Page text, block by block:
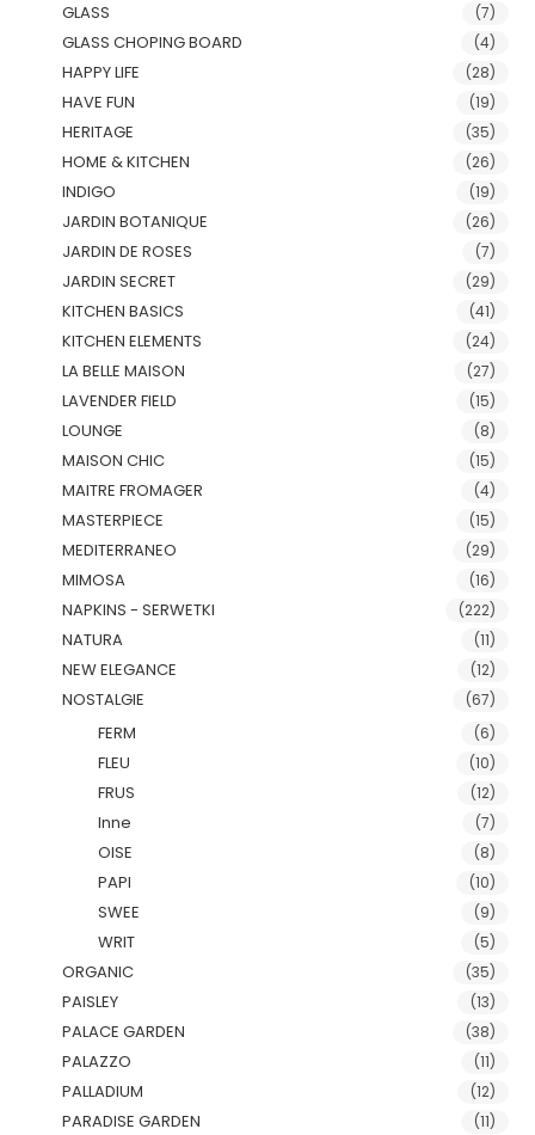
GLASS (7)
GLASS CHOPING BOARD (4)
HAPPY LIFE (28)
HAVE FUN (19)
HERITAGE (35)
HOME & KITCHEN (26)
INDIGO (19)
JARDIN BOTANIQUE (26)
JARDIN DE ROSES (7)
JARDIN SECRET (29)
KITCHEN BASICS (41)
KITCHEN ELEMENTS (24)
LA BELLE MAISON (27)
LAVENDER FIELD (15)
LOUNGE (8)
MAISON CHIC (15)
MAITRE FROMAGER (4)
MASTERPIECE (15)
MEDITERRANEO (29)
MIMOSA (16)
NAPKINS - SERWETKI (222)
NATURA (11)
NEW ELEGANCE (12)
NOSTALGIE (67)
FERM (6)
FLEU (10)
FRUS (12)
Inne (7)
OISE (8)
PAPI (10)
SWEE (9)
WRIT (5)
ORGANIC (35)
PAISLEY (13)
PALACE GARDEN (38)
PALAZZO (11)
PALLADIUM (12)
PARADISE GARDEN (11)